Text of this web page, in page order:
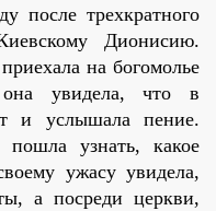
после трехкратного
Дионисию.
на богомолье
увидела, что в
и услышала пение.
узнать, какое
ужасу увидела,
а посреди церкви,